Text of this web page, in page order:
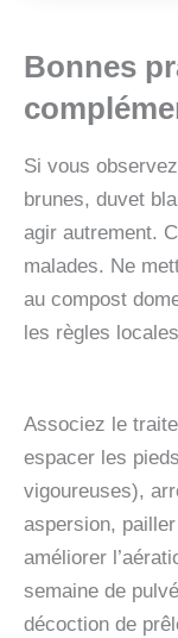
Bonnes
Si vous
brunes, duvet
agir autrement.
malades. Ne
au compost
les règles
Associez le
espacer les
vigoureuses),
aspersion,
améliorer
semaine de
décoction de